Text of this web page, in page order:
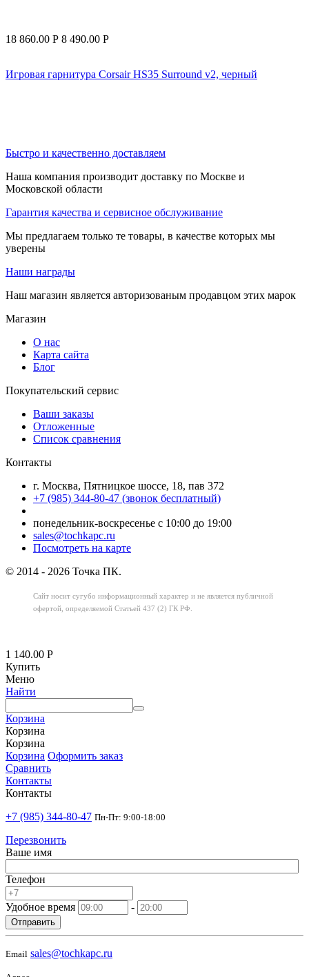
18 860.00 Р 8 490.00 Р
Игровая гарнитура Corsair HS35 Surround v2, черный
Быстро и качественно доставляем
Наша компания производит доставку по Москве и
Московской области
Гарантия качества и сервисное обслуживание
Мы предлагаем только те товары, в качестве которых мы
уверены
Наши награды
Наш магазин является авторизованым продавцом этих марок
Магазин
О нас
Карта сайта
Блог
Покупательский сервис
Ваши заказы
Отложенные
Список сравнения
Контакты
г. Москва, Пятницкое шоссе, 18, пав 372
+7 (985) 344-80-47 (звонок бесплатный)
понедельник-воскресенье с 10:00 до 19:00
sales@tochkapc.ru
Посмотреть на карте
© 2014 - 2026 Точка ПК.
Сайт носит сугубо информационный характер и не является публичной
офертой, определяемой Статьей 437 (2) ГК РФ.
1 140.00 Р
Купить
Меню
Найти
Корзина
Корзина
Корзина
Корзина Оформить заказ
Сравнить
Контакты
Контакты
+7 (985) 344-80-47 Пн-Пт: 9:00-18:00
Перезвонить
Ваше имя
Телефон
Удобное время -
Отправить
Email sales@tochkapc.ru